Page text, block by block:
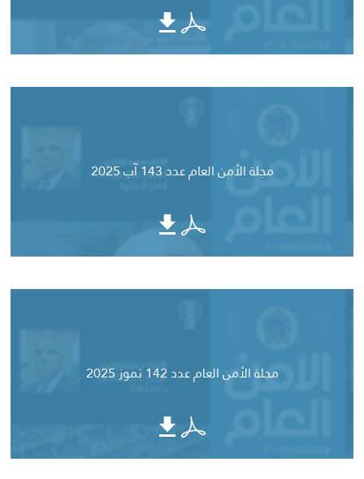
مجلة الأمن العام عدد 143 آب 2025
مجلة الأمن العام عدد 142 تموز 2025